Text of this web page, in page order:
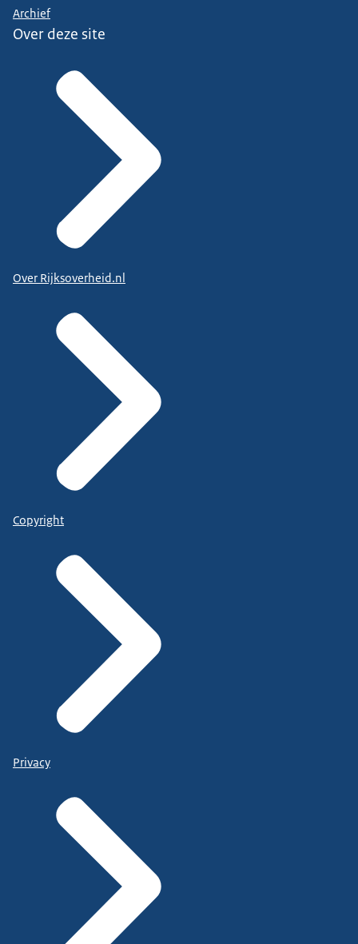
Archief
Over deze site
Over Rijksoverheid.nl
Copyright
Privacy